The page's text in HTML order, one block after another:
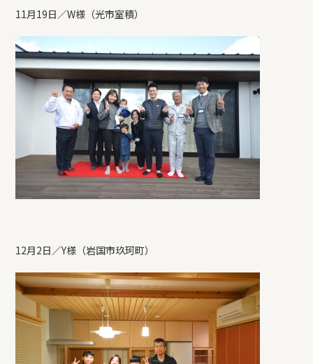
11月19日／W様（光市室積）
12月2日／Y様（岩国市玖珂町）